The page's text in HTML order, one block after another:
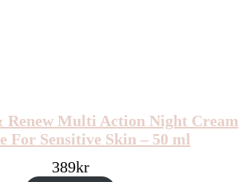
Renew Multi Action Night Cream
For Sensitive Skin – 50 ml
389kr